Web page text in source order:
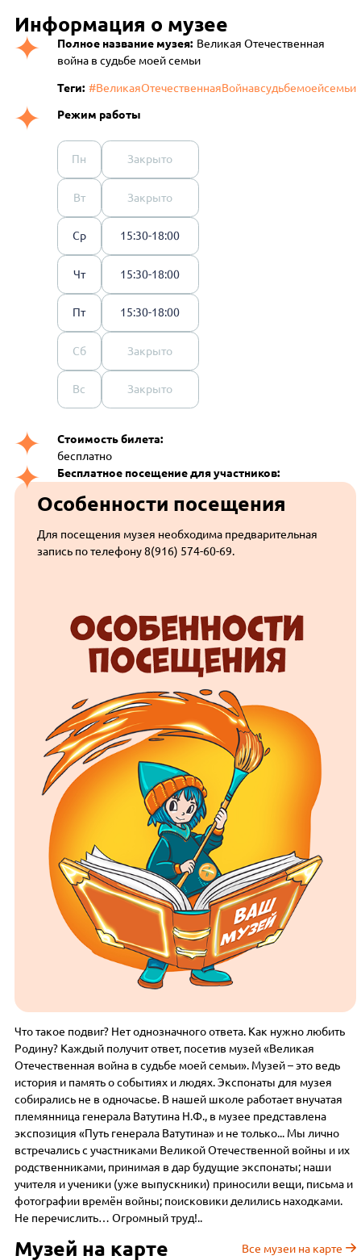
Информация о музее
Полное название музея: Великая Отечественная
война в судьбе моей семьи
Теги: #ВеликаяОтечественнаяВойнавсудьбемоейсемьи
Режим работы
Пн Закрыто
Вт Закрыто
Ср 15:30-18:00
Чт 15:30-18:00
Пт 15:30-18:00
Сб Закрыто
Вс Закрыто
Стоимость билета:
бесплатно
Бесплатное посещение для участников:
Особенности посещения
Для посещения музея необходима предварительная
запись по телефону 8(916) 574-60-69.
Что такое подвиг? Нет однозначного ответа. Как нужно любить
Родину? Каждый получит ответ, посетив музей «Великая
Отечественная война в судьбе моей семьи». Музей – это ведь
история и память о событиях и людях. Экспонаты для музея
собирались не в одночасье. В нашей школе работает внучатая
племянница генерала Ватутина Н.Ф., в музее представлена
экспозиция «Путь генерала Ватутина» и не только... Мы лично
встречались с участниками Великой Отечественной войны и их
родственниками, принимая в дар будущие экспонаты; наши
учителя и ученики (уже выпускники) приносили вещи, письма и
фотографии времён войны; поисковики делились находками.
Не перечислить… Огромный труд!..
Музей на карте Все музеи на карте